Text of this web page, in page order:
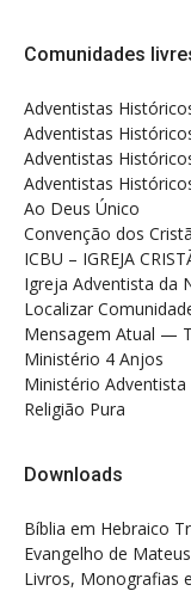
Comunidades
Adventistas
Adventistas
Adventistas
Adventistas
Ao Deus Único
Convenção dos
ICBU – IGREJA
Igreja Adventista da
Localizar
Mensagem Atual —
Ministério 4 Anjos
Ministério
Religião Pura
Downloads
Bíblia em Hebraico
Evangelho de
Livros, Monografias